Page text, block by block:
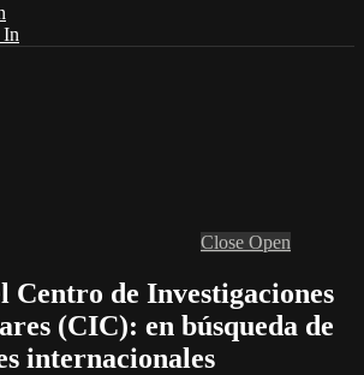
In
Close Open
Centro de Investigaciones
(CIC): en búsqueda de
internacionales